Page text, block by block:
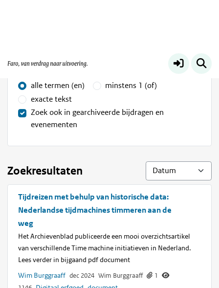
Zoekopties
alle termen (en)
minstens 1 (of)
exacte tekst
Zoek ook in gearchiveerde bijdragen en
evenementen
Zoekresultaten
Tijdreizen met behulp van historische data:
Nederlandse tijdmachines timmeren aan de
weg
Het Archievenblad publiceerde een mooi overzichtsartikel
van verschillende Time machine initiatieven in Nederland.
Lees verder in bijgaand pdf document
Wim Burggraaff dec 2024 Wim Burggraaff
1